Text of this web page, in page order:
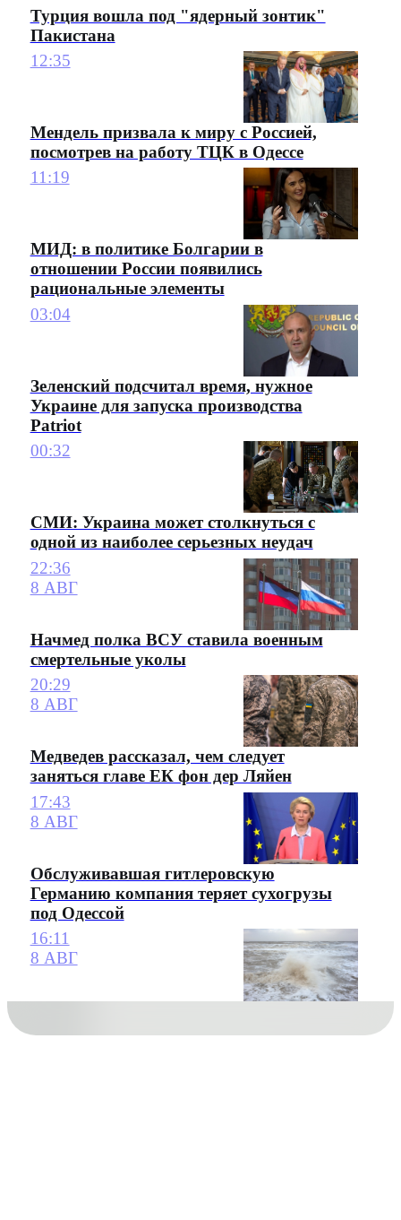
Турция вошла под "ядерный зонтик"
Пакистана
12:35
Мендель призвала к миру с Россией,
посмотрев на работу ТЦК в Одессе
11:19
МИД: в политике Болгарии в
отношении России появились
рациональные элементы
03:04
Зеленский подсчитал время, нужное
Украине для запуска производства
Patriot
00:32
СМИ: Украина может столкнуться с
одной из наиболее серьезных неудач
22:36
8 АВГ
Начмед полка ВСУ ставила военным
смертельные уколы
20:29
8 АВГ
Медведев рассказал, чем следует
заняться главе ЕК фон дер Ляйен
17:43
8 АВГ
Обслуживавшая гитлеровскую
Германию компания теряет сухогрузы
под Одессой
16:11
8 АВГ